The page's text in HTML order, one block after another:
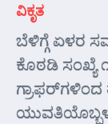
ವಿಕೃತ
ಬೆಳಿಗ್ಗೆ ಏಳರ
ಕೊಠಡಿ ಸಂಖ್ಯೆ